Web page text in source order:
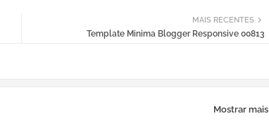
MAIS RECENTES
Template Minima Blogger Responsive 00813
Mostrar mais